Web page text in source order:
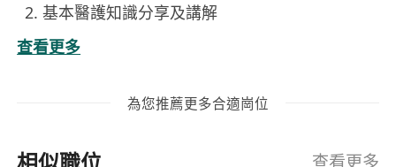
基本醫護知識分享及講解
簡易身體檢測（幾項基本身體指標）
基本醫設備使用
General Nursing Year 4 or 5
健談有禮
查看更多
為您推薦更多合適崗位
查看更多